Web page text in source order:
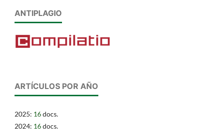
ANTIPLAGIO
ARTÍCULOS POR AÑO
2025: 16docs.
2024: 16docs.